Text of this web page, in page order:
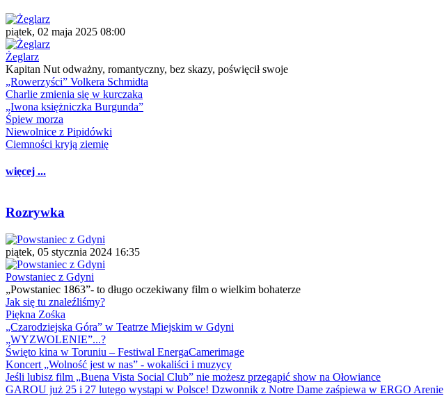
piątek, 02 maja 2025 08:00
Żeglarz
Kapitan Nut odważny, romantyczny, bez skazy, poświęcił swoje
„Rowerzyści” Volkera Schmidta
Charlie zmienia się w kurczaka
„Iwona księżniczka Burgunda”
Śpiew morza
Niewolnice z Pipidówki
Ciemności kryją ziemię
więcej ...
Rozrywka
piątek, 05 stycznia 2024 16:35
Powstaniec z Gdyni
„Powstaniec 1863”- to długo oczekiwany film o wielkim bohaterze
Jak się tu znaleźliśmy?
Piękna Zośka
„Czarodziejska Góra” w Teatrze Miejskim w Gdyni
„WYZWOLENIE”...?
Święto kina w Toruniu – Festiwal EnergaCamerimage
Koncert „Wolność jest w nas” - wokaliści i muzycy
Jeśli lubisz film „Buena Vista Social Club” nie możesz przegapić show na Ołowiance
GAROU już 25 i 27 lutego wystąpi w Polsce! Dzwonnik z Notre Dame zaśpiewa w ERGO Arenie